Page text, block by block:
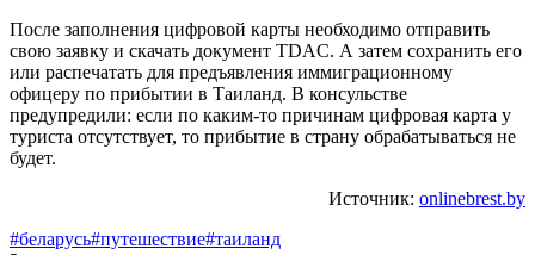
После заполнения цифровой карты необходимо отправить
свою заявку и скачать документ TDAС. А затем сохранить его
или распечатать для предъявления иммиграционному
офицеру по прибытии в Таиланд. В консульстве
предупредили: если по каким-то причинам цифровая карта у
туриста отсутствует, то прибытие в страну обрабатываться не
будет.
Источник: onlinebrest.by
#беларусь#путешествие#таиланд